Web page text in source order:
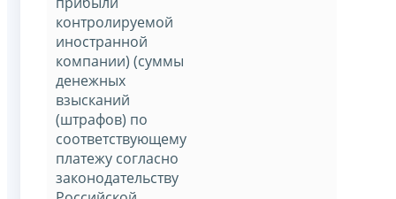
контролируемой
иностранной
компании) (суммы
денежных
взысканий
(штрафов) по
соответствующему
платежу согласно
законодательству